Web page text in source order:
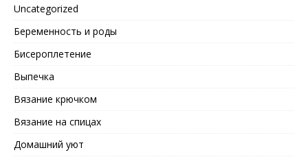
Uncategorized
Беременность и роды
Бисероплетение
Выпечка
Вязание крючком
Вязание на спицах
Домашний уют